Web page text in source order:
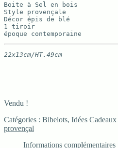
Boite à Sel en bois
Style provençale
Décor épis de blé
1 tiroir
époque contemporaine
22x13cm/HT.49cm
Vendu !
Catégories : Bibelots, Idées Cadeaux
provençal
Informations complémentaires